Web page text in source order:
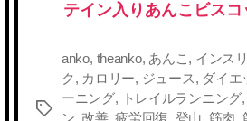
テイン入りあんこビスコ
タ
anko, theanko, あんこ , インス
ク , カロリー, ジュース, ダイエ
ーニング, トレイルランニング,